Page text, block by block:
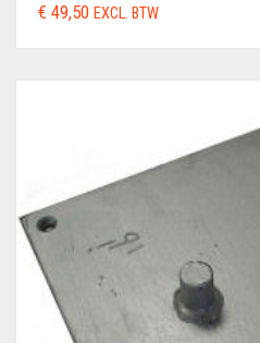
€ 49,50 EXCL. BTW